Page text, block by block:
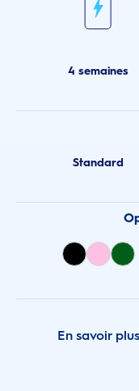
4 semaines
Standard
En savoir plus